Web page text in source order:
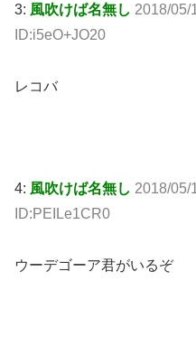
3: 風吹けば名無し 2018/05/
ID:i5eO+JO20
レコバ
4: 風吹けば名無し 2018/05/
ID:PEILe1CR0
ウーデゴーア君がいるぞ